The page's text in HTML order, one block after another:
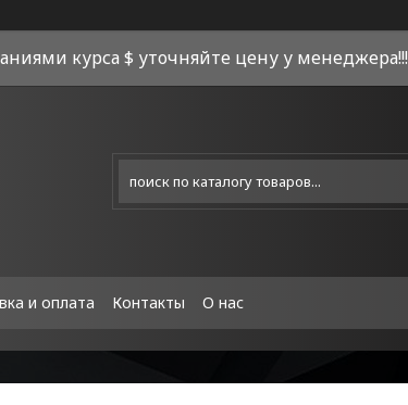
курса $ уточняйте цену у менеджера!!!
и оплата Контакты О нас